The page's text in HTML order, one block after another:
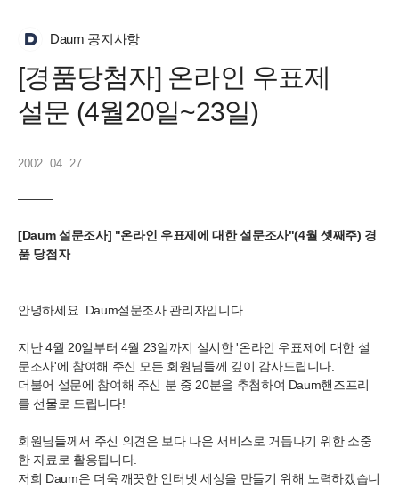
Daum 공지사항
[경품당첨자] 온라인 우표제
설문 (4월20일~23일)
2002. 04. 27.
[Daum 설문조사] "온라인 우표제에 대한 설문조사"(4월 셋째주) 경
품 당첨자
안녕하세요. Daum설문조사 관리자입니다.
지난 4월 20일부터 4월 23일까지 실시한 '온라인 우표제에 대한 설
문조사'에 참여해 주신 모든 회원님들께 깊이 감사드립니다.
더불어 설문에 참여해 주신 분 중 20분을 추첨하여 Daum핸즈프리
를 선물로 드립니다!
회원님들께서 주신 의견은 보다 나은 서비스로 거듭나기 위한 소중
한 자료로 활용됩니다.
저희 Daum은 더욱 깨끗한 인터넷 세상을 만들기 위해 노력하겠습니